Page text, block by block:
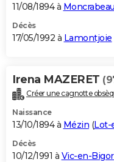
11/08/1894 à Moncrabeau
Décès
17/05/1992 à Lamontjoie
Irena MAZERET
Créer une cagnotte
Naissance
13/10/1894 à Mézin (Lot-
Décès
10/12/1991 à Vic-en-